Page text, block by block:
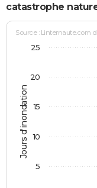
catastrophe
Jours d'inondation
Source : Linternaute.com
5
10
15
20
25